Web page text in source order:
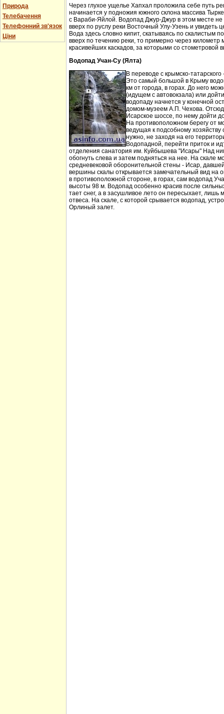
Природа
Телебачення
Телефонний зв'язок
Ціни
Через глухое ущелье Хапхал проложила себе путь
начинается у подножия южного склона массива
с Вараби-Яйлой. Водопад Джур-Джур в этом месте
вверх по руслу реки Восточный Улу-Узень и увидеть
Вода здесь словно кипит, скатываясь по скалистым
вверх по течению реки, то примерно через километр
красивейших каскадов, за которыми со стометровой
Водопад Учан-Су (Ялта)
В переводе с крымско-
Это самый большой в Крыму
км от города, в горах. До него
(идущем с автовокзала) или
водопаду начнется у конечной
домом-музеем А.П. Чехова.
Исарское шоссе, по нему дойти
На противоположном берегу от
ведущая к подсобному
нужно, не заходя на его
Водопадной, перейти приток и
отделения санатория им. Куйбышева "Исары" Над
обогнуть слева и затем подняться на нее. На скале
средневековой оборонительной стены - Исар,
вершины скалы открывается замечательный вид на
в противоположной стороне, в горах, сам водопад
высоты 98 м. Водопад особенно красив после
тает снег, а в засушливое лето он пересыхает, лишь
отвеса. На скале, с которой срывается водопад,
Орлиный залет.